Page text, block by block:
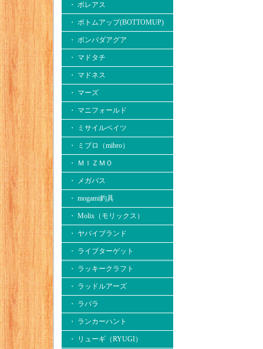
・ ボレアス
・ ボトムアップ(BOTTOMUP)
・ ボンバダアグア
・ マドタチ
・ マドネス
・ マーズ
・ マニフォールド
・ ミサイルベイツ
・ ミブロ（mibro）
・ ＭＩＺＭＯ
・ メガバス
・ mogami釣具
・ Molix（モリックス）
・ ヤバイブランド
・ ライブターゲット
・ ラッキークラフト
・ ラッドルアーズ
・ ラパラ
・ ランカーハント
・ リューギ（RYUGI）